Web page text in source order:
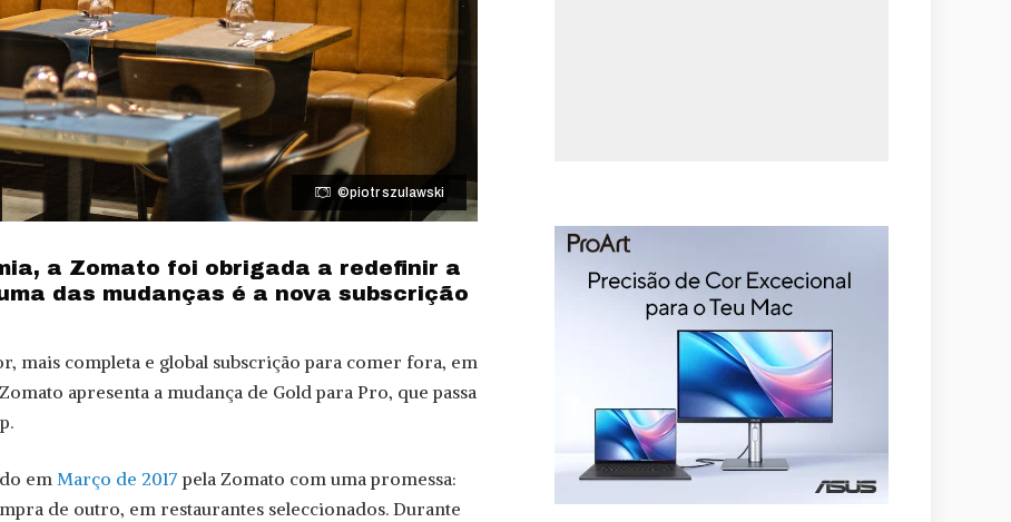
©piotr szulawski
a Zomato foi obrigada a redefinir a
das mudanças é a nova subscrição
mais completa e global subscrição para comer fora, em
apresenta a mudança de Gold para Pro, que passa
em Março de 2017 pela Zomato com uma promessa:
de outro, em restaurantes seleccionados. Durante